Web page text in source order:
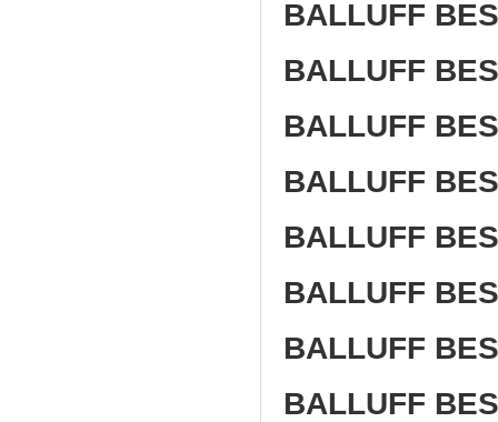
BALLUFF
BALLUFF
BALLUFF
BALLUFF
BALLUFF
BALLUFF
BALLUFF
BALLUFF